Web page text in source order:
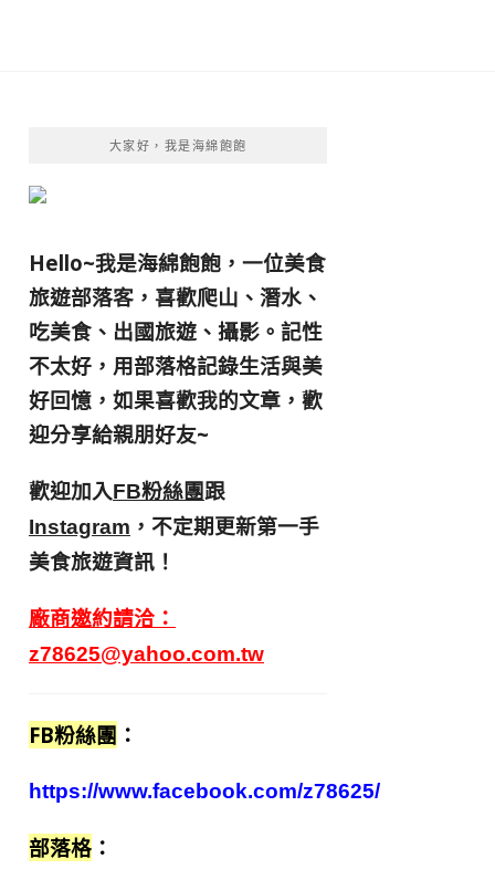
大家好，我是海綿飽飽
Hello~我是海綿飽飽，一位美食
旅遊部落客， 喜歡爬山、潛水、
吃美食、出國旅遊、攝影。 記性
不太好，用部落格記錄生活與美
好回憶， 如果喜歡我的文章，歡
迎分享給親朋好友~
歡迎加入FB粉絲團跟
Instagram ，不定期更新第一手
美食旅遊資訊！
廠商邀約請洽：
z78625@yahoo.com.tw
FB粉絲團 ：
https://www.facebook.com/z78625/
部落格 ：